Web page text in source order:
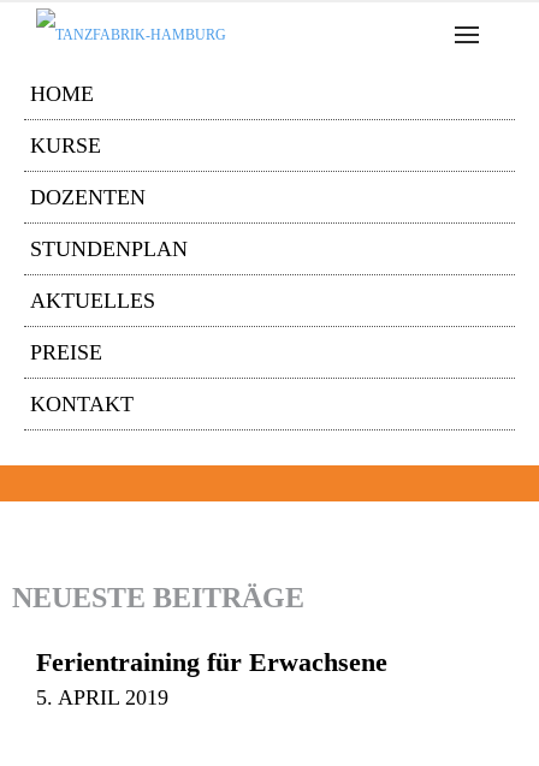
HOME
KURSE
DOZENTEN
STUNDENPLAN
AKTUELLES
PREISE
KONTAKT
NEUESTE BEITRÄGE
Ferientraining für Erwachsene
5. APRIL 2019